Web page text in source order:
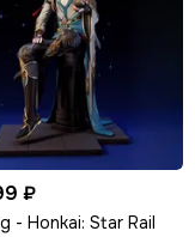
₽
- Honkai: Star Rail